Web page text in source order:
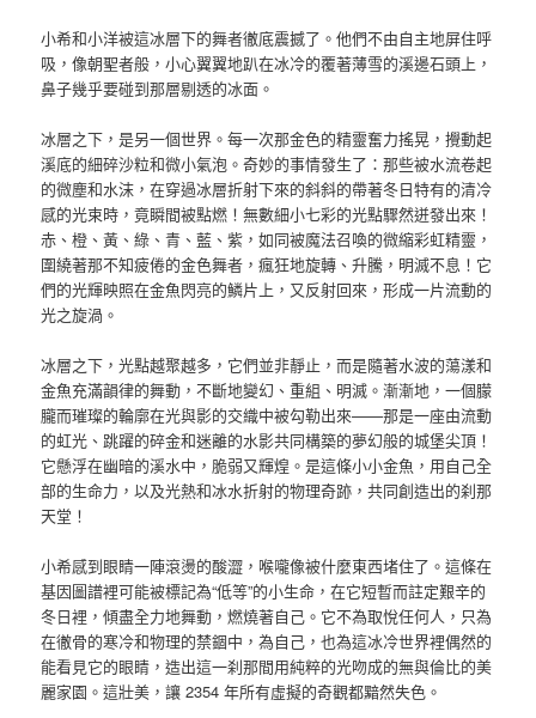
小希和小洋被這冰層下的舞者徹底震撼了。他們不由自主地屏住呼
吸，像朝聖者般，小心翼翼地趴在冰冷的覆著薄雪的溪邊石頭上，
鼻子幾乎要碰到那層剔透的冰面。
冰層之下，是另一個世界。每一次那金色的精靈奮力搖晃，攪動起
溪底的細碎沙粒和微小氣泡。奇妙的事情發生了：那些被水流卷起
的微塵和水沫，在穿過冰層折射下來的斜斜的帶著冬日特有的清冷
感的光束時，竟瞬間被點燃！無數細小七彩的光點驟然迸發出來！
赤、橙、黃、綠、青、藍、紫，如同被魔法召喚的微縮彩虹精靈，
圍繞著那不知疲倦的金色舞者，瘋狂地旋轉、升騰，明滅不息！它
們的光輝映照在金魚閃亮的鱗片上，又反射回來，形成一片流動的
光之旋渦。
冰層之下，光點越聚越多，它們並非靜止，而是隨著水波的蕩漾和
金魚充滿韻律的舞動，不斷地變幻、重組、明滅。漸漸地，一個朦
朧而璀璨的輪廓在光與影的交織中被勾勒出來——那是一座由流動
的虹光、跳躍的碎金和迷離的水影共同構築的夢幻般的城堡尖頂！
它懸浮在幽暗的溪水中，脆弱又輝煌。是這條小小金魚，用自己全
部的生命力，以及光熱和冰水折射的物理奇跡，共同創造出的刹那
天堂！
小希感到眼睛一陣滾燙的酸澀，喉嚨像被什麼東西堵住了。這條在
基因圖譜裡可能被標記為“低等”的小生命，在它短暫而註定艱辛的
冬日裡，傾盡全力地舞動，燃燒著自己。它不為取悅任何人，只為
在徹骨的寒冷和物理的禁錮中，為自己，也為這冰冷世界裡偶然的
能看見它的眼睛，造出這一刹那間用純粹的光吻成的無與倫比的美
麗家園。這壯美，讓 2354 年所有虛擬的奇觀都黯然失色。